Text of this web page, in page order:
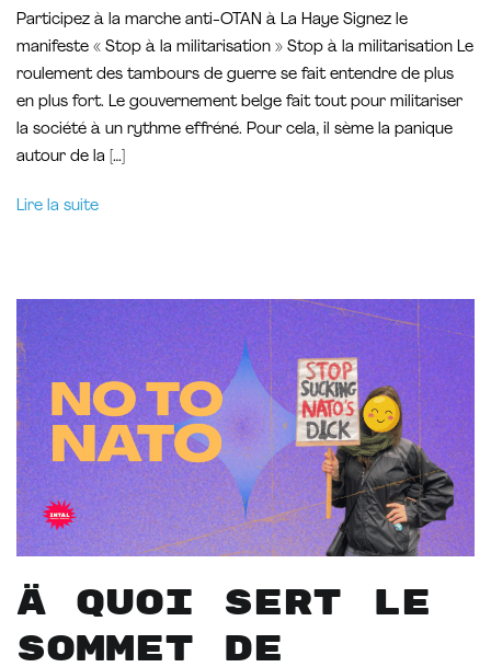
Participez à la marche anti-OTAN à La Haye Signez le
manifeste « Stop à la militarisation » Stop à la militarisation Le
roulement des tambours de guerre se fait entendre de plus
en plus fort. Le gouvernement belge fait tout pour militariser
la société à un rythme effréné. Pour cela, il sème la panique
autour de la […]
Lire la suite
À quoi sert le
sommet de